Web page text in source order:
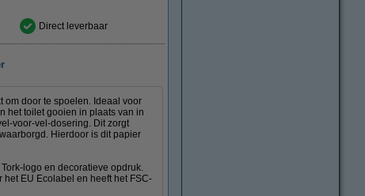
Direct leverbaar
om door te spoelen. Ideaal voor
het toilet gooien in plaats van in
voor-vel-dosering. Dit zorgt
Hierdoor is dit papier
logo en decoratieve opdruk.
EU Ecolabel en heeft het FSC-